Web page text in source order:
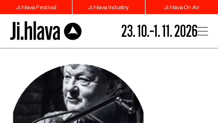
Ji.hlava Festival Ji.hlava Industry Ji.hlava On Air
23. 10.–1. 11. 2026